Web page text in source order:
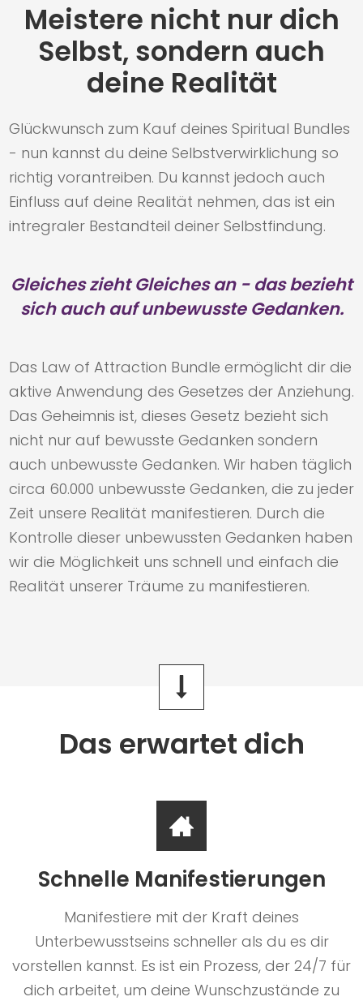
Meistere nicht nur dich
Selbst, sondern auch
deine Realität
Glückwunsch zum Kauf deines Spiritual Bundles
- nun kannst du deine Selbstverwirklichung so
richtig vorantreiben. Du kannst jedoch auch
Einfluss auf deine Realität nehmen, das ist ein
intregraler Bestandteil deiner Selbstfindung.
Gleiches zieht Gleiches an - das bezieht
sich auch auf unbewusste Gedanken.
Das Law of Attraction Bundle ermöglicht dir die
aktive Anwendung des Gesetzes der Anziehung.
Das Geheimnis ist, dieses Gesetz bezieht sich
nicht nur auf bewusste Gedanken sondern
auch unbewusste Gedanken. Wir haben täglich
circa 60.000 unbewusste Gedanken, die zu jeder
Zeit unsere Realität manifestieren. Durch die
Kontrolle dieser unbewussten Gedanken haben
wir die Möglichkeit uns schnell und einfach die
Realität unserer Träume zu manifestieren.
Das erwartet dich
Schnelle Manifestierungen
Manifestiere mit der Kraft deines
Unterbewusstseins schneller als du es dir
vorstellen kannst. Es ist ein Prozess, der 24/7 für
dich arbeitet, um deine Wunschzustände zu